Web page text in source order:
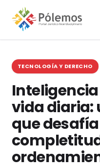
TECNOLOGÍA Y DERECHO
vida diaria:
que